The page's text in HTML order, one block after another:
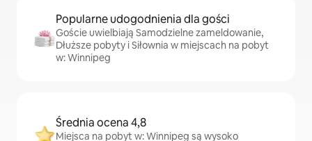
Popularne udogodnienia dla gości
Goście uwielbiają Samodzielne zameldowanie,
Dłuższe pobyty i Siłownia w miejscach na pobyt
w: Winnipeg
Średnia ocena 4,8
Miejsca na pobyt w: Winnipeg są wysoko